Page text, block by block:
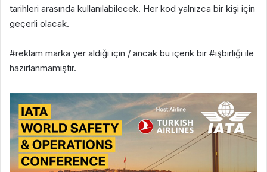
tarihleri arasında kullanılabilecek. Her kod yalnızca bir kişi için
geçerli olacak.
#reklam marka yer aldığı için / ancak bu içerik bir #işbirliği ile
hazırlanmamıştır.